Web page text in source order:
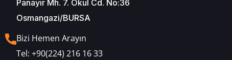
Panayır Mh. 7. Okul Cd. No:36
Osmangazi/BURSA
Bizi Hemen Arayın
Tel: +90(224) 216 16 33